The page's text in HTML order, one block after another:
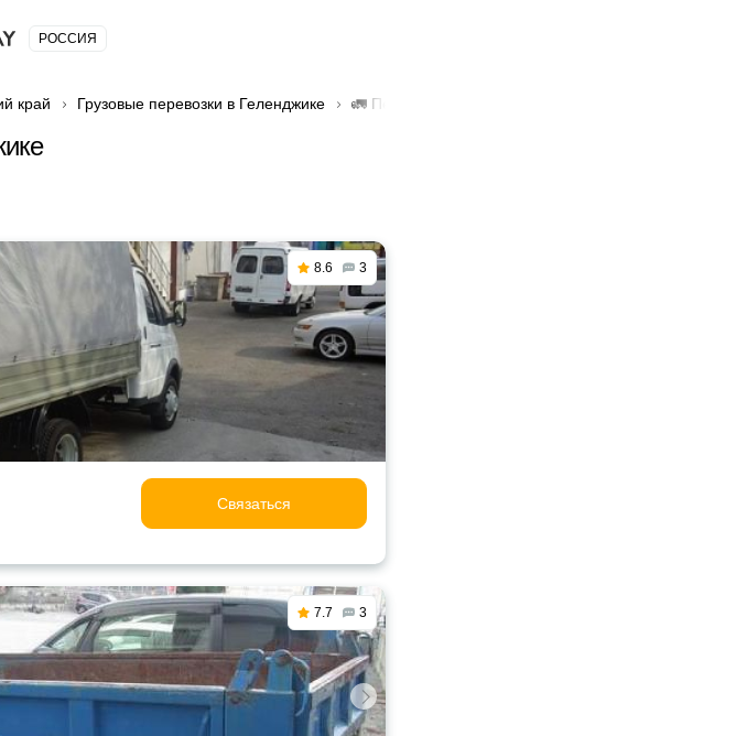
РОССИЯ
край Грузовые перевозки в Геленджике 🚛 Перевозка грузов фурой в Геленджике
8.6 3
Связаться
7.7 3